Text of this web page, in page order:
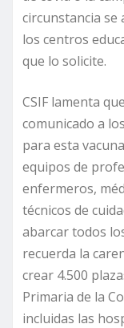
circunstancia se
los centros
que lo solicite.
CSIF lamenta
comunicado a
para esta
equipos de
enfermeros,
técnicos de
abarcar todos
recuerda la
crear 4.500
Primaria de la
incluidas las